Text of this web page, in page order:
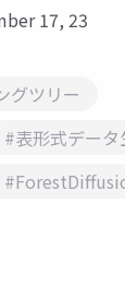
17, 23
グツリー
#表形式データ